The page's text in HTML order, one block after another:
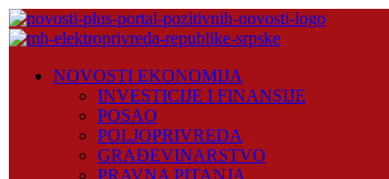
Skip
to
Plus
NOVOSTI EKONOMIJA
INVESTICIJE I FINANSIJE
POSAO
POLJOPRIVREDA
GRAĐEVINARSTVO
PRAVNA PITANJA